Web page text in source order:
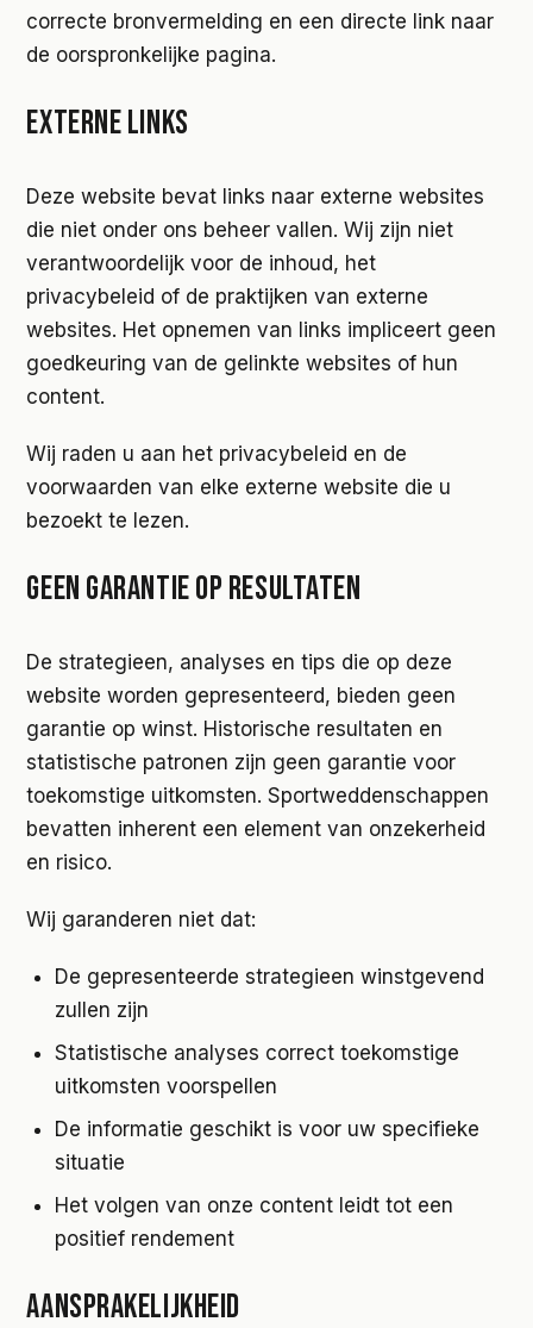
correcte bronvermelding en een directe link naar
de oorspronkelijke pagina.
EXTERNE LINKS
Deze website bevat links naar externe websites
die niet onder ons beheer vallen. Wij zijn niet
verantwoordelijk voor de inhoud, het
privacybeleid of de praktijken van externe
websites. Het opnemen van links impliceert geen
goedkeuring van de gelinkte websites of hun
content.
Wij raden u aan het privacybeleid en de
voorwaarden van elke externe website die u
bezoekt te lezen.
GEEN GARANTIE OP RESULTATEN
De strategieen, analyses en tips die op deze
website worden gepresenteerd, bieden geen
garantie op winst. Historische resultaten en
statistische patronen zijn geen garantie voor
toekomstige uitkomsten. Sportweddenschappen
bevatten inherent een element van onzekerheid
en risico.
Wij garanderen niet dat:
De gepresenteerde strategieen winstgevend
zullen zijn
Statistische analyses correct toekomstige
uitkomsten voorspellen
De informatie geschikt is voor uw specifieke
situatie
Het volgen van onze content leidt tot een
positief rendement
AANSPRAKELIJKHEID